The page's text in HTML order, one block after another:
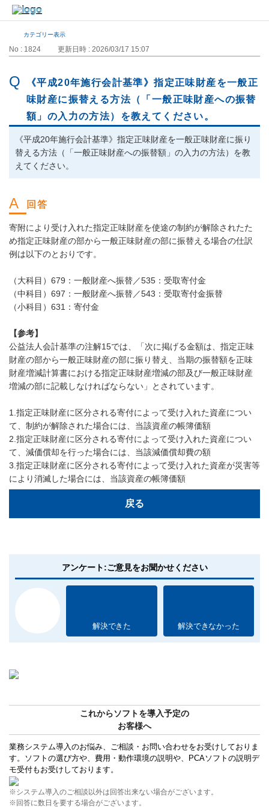
カテゴリー表示
No : 1824 更新日時 : 2026/03/17 15:07
《平成20年施行会計基準》指定正味財産を一般正
味財産に振替える方法（「一般正味財産への振替
額」の入力の方法）を教えてください。
《平成20年施行会計基準》指定正味財産を一般正味財産に振り
替える方法（「一般正味財産への振替額」の入力の方法）を教
えてください。
寄附により受け入れた指定正味財産を使途の制約が解除されたた
め指定正味財産の部から一般正味財産の部に振替える場合の仕訳
例は以下のとおりです。
（大科目）679：一般財産へ振替／535：受取寄付金
（中科目）697：一般財産へ振替／543：受取寄付金振替
（小科目）631：寄付金
【参考】
公益法人会計基準の注解15では、「次に掲げる金額は、指定正味
財産の部から一般正味財産の部に振り替え、当期の振替額を正味
財産増減計算書における指定正味財産増減の部及び一般正味財産
増減の部に記載しなければならない」とされています。
1.指定正味財産に区分される寄付によって受け入れた資産につい
て、制約が解除された場合には、当該資産の帳簿価額
2.指定正味財産に区分される寄付によって受け入れた資産につい
て、減価償却を行った場合には、当該減価償却費の額
3.指定正味財産に区分される寄付によって受け入れた資産が災害等
により消滅した場合には、当該資産の帳簿価額
戻る
アンケート:ご意見をお聞かせください
解決できた 解決できなかった
これからソフトを導入予定の
お客様へ
業務システム導入のお悩み、ご相談・お問い合わせをお受けしておりま
す。ソフトの選び方や、費用・動作環境の説明や、PCAソフトの説明デ
モ受付もお受けしております。
※システム導入のご相談以外は回答出来ない場合がございます。
※回答に数日を要する場合がございます。